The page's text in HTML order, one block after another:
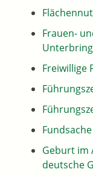
Frauen-
Freiwillige
Geburt im
deutsche